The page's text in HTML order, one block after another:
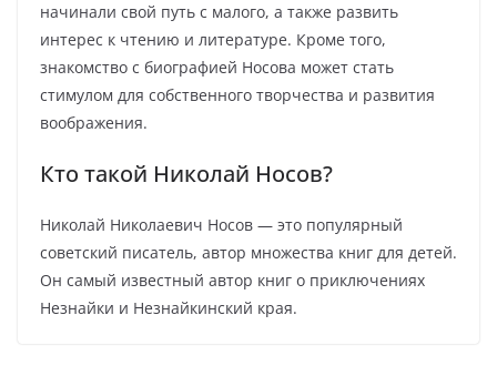
начинали свой путь с малого, а также развить
интерес к чтению и литературе. Кроме того,
знакомство с биографией Носова может стать
стимулом для собственного творчества и развития
воображения.
Кто такой Николай Носов?
Николай Николаевич Носов — это популярный
советский писатель, автор множества книг для детей.
Он самый известный автор книг о приключениях
Незнайки и Незнайкинский края.